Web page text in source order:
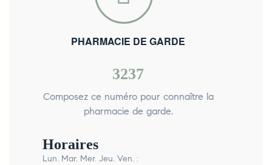
PHARMACIE DE GARDE
3237
Composez ce numéro pour connaître la
pharmacie de garde.
Horaires
Lun. Mar. Mer. Jeu. Ven. :